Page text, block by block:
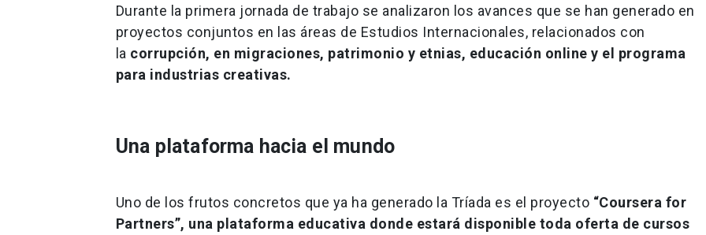
Durante la primera jornada de trabajo se analizaron los avances que se han generado en
proyectos conjuntos en las áreas de Estudios Internacionales, relacionados con
la corrupción, en migraciones, patrimonio y etnias, educación online y el programa
para industrias creativas.
Una plataforma hacia el mundo
Uno de los frutos concretos que ya ha generado la Tríada es el proyecto “Coursera for
Partners”, una plataforma educativa donde estará disponible toda oferta de cursos